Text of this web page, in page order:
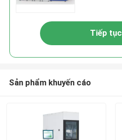
Tiếp tục
Sản phẩm khuyến cáo